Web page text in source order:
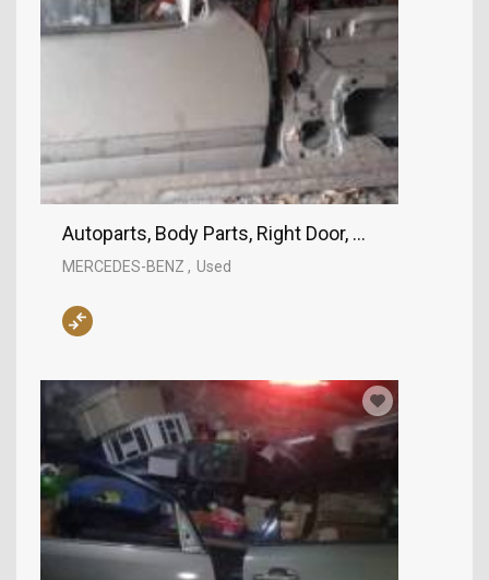
Autoparts, Body Parts, Right Door, MERCEDES-
MERCEDES-BENZ Used